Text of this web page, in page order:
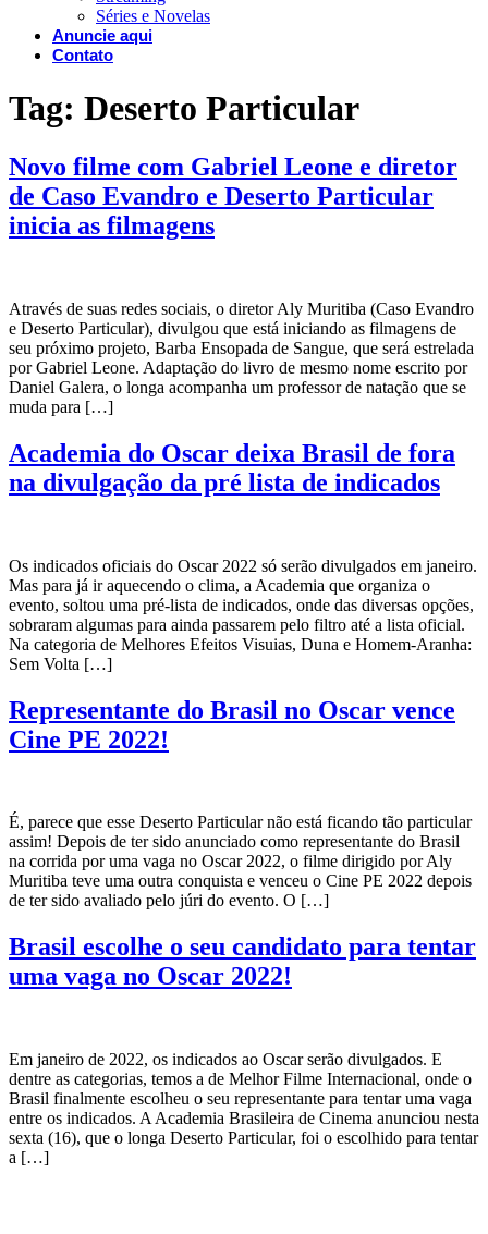
Séries e Novelas
Anuncie aqui
Contato
Tag: Deserto Particular
Novo filme com Gabriel Leone e diretor
de Caso Evandro e Deserto Particular
inicia as filmagens
Através de suas redes sociais, o diretor Aly Muritiba (Caso Evandro
e Deserto Particular), divulgou que está iniciando as filmagens de
seu próximo projeto, Barba Ensopada de Sangue, que será estrelada
por Gabriel Leone. Adaptação do livro de mesmo nome escrito por
Daniel Galera, o longa acompanha um professor de natação que se
muda para […]
Academia do Oscar deixa Brasil de fora
na divulgação da pré lista de indicados
Os indicados oficiais do Oscar 2022 só serão divulgados em janeiro.
Mas para já ir aquecendo o clima, a Academia que organiza o
evento, soltou uma pré-lista de indicados, onde das diversas opções,
sobraram algumas para ainda passarem pelo filtro até a lista oficial.
Na categoria de Melhores Efeitos Visuias, Duna e Homem-Aranha:
Sem Volta […]
Representante do Brasil no Oscar vence
Cine PE 2022!
É, parece que esse Deserto Particular não está ficando tão particular
assim! Depois de ter sido anunciado como representante do Brasil
na corrida por uma vaga no Oscar 2022, o filme dirigido por Aly
Muritiba teve uma outra conquista e venceu o Cine PE 2022 depois
de ter sido avaliado pelo júri do evento. O […]
Brasil escolhe o seu candidato para tentar
uma vaga no Oscar 2022!
Em janeiro de 2022, os indicados ao Oscar serão divulgados. E
dentre as categorias, temos a de Melhor Filme Internacional, onde o
Brasil finalmente escolheu o seu representante para tentar uma vaga
entre os indicados. A Academia Brasileira de Cinema anunciou nesta
sexta (16), que o longa Deserto Particular, foi o escolhido para tentar
a […]